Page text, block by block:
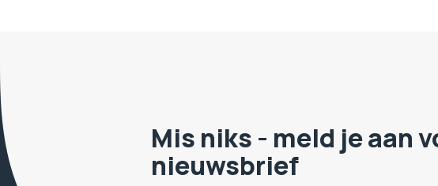
Mis niks - meld je aan
nieuwsbrief